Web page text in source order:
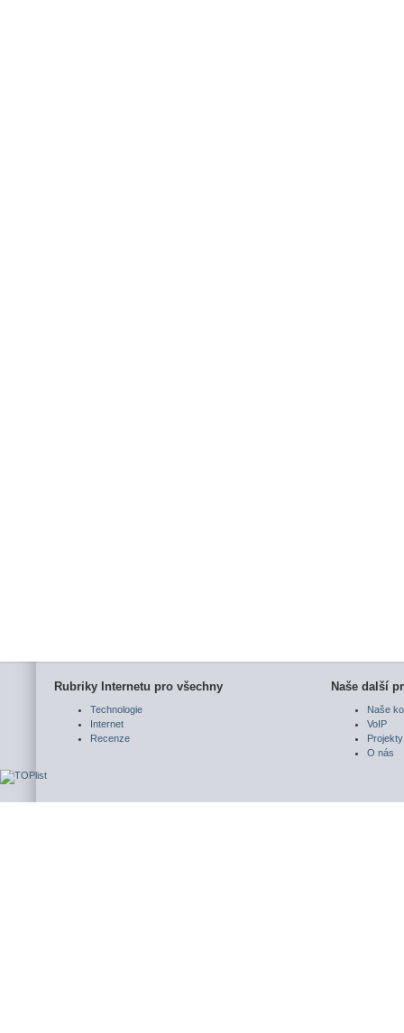
Rubriky Internetu pro všechny
Technologie
Internet
Recenze
Naše další
Naše
VoIP
Projekty
O nás